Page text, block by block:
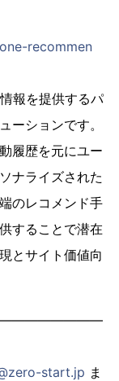
recommen
報を提供するパ
ーションです。
履歴を元にユー
ナライズされた
のレコメンド手
することで潜在
とサイト価値向
start.jp ま